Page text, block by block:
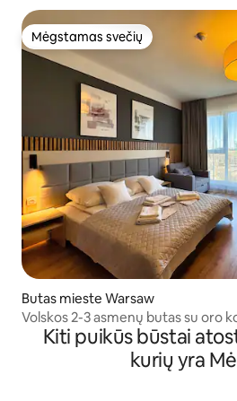
Mėgstamas svečių
Mėgstamas svečių
Butas mieste Warsaw
Volskos 2-3 asmenų butas su oro
Kiti puikūs būstai
kurių yra